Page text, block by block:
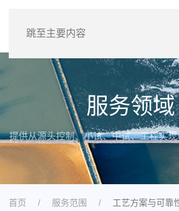
跳至主要内容
服务领域
提供从源头控制、小试、中试、工程实
首页 服务范围 工艺方案与可靠